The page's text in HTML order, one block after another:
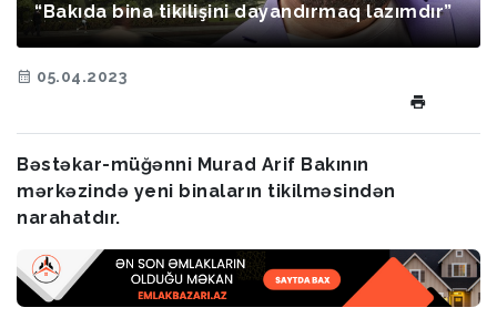
“Bakıda bina tikilişini dayandırmaq lazımdır”
05.04.2023
Bəstəkar-müğənni Murad Arif Bakının
mərkəzində yeni binaların tikilməsindən
narahatdır.